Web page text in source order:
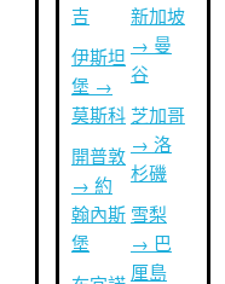
吉
伊斯坦
堡 →
莫斯科
開普敦
→ 約
翰內斯
堡
新加坡
→ 曼
谷
芝加哥
→ 洛
杉磯
雪梨
→ 巴
厘島